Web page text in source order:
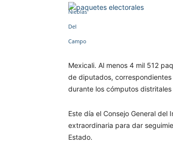
Mexicali. Al menos 4 mil 512
de diputados,
durante los cómputos
Este día el Consejo General del
extraordinaria para dar
Estado.